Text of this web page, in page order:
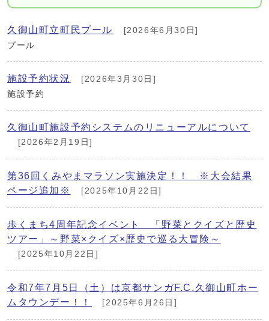
久御山町立町民プール
[2026年6月30日]
プール
施設予約状況
[2026年3月30日]
施設予約
久御山町施設予約システムのリニューアルについて
[2026年2月19日]
第36回くみやまマラソン実施決定！！ ※大会結果
ページ追加※
[2025年10月22日]
歩くまち4周年記念イベント 「野菜とクイズと歴史
ツアー」～野菜×クイズ×歴史で巡る大冒険～
[2025年10月22日]
令和7年7月5日（土）は京都サンガF.C.久御山町ホー
ムタウンデー！！
[2025年6月26日]